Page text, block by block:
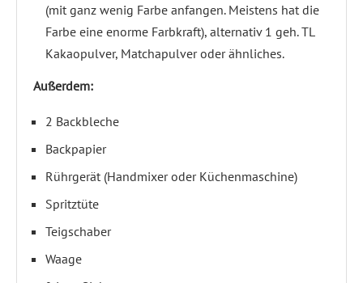
(mit ganz wenig Farbe anfangen. Meistens hat die
Farbe eine enorme Farbkraft), alternativ 1 geh. TL
Kakaopulver, Matchapulver oder ähnliches.
Außerdem:
2 Backbleche
Backpapier
Rührgerät (Handmixer oder Küchenmaschine)
Spritztüte
Teigschaber
Waage